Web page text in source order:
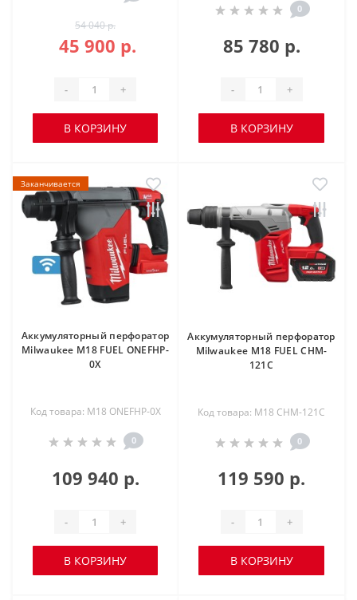
54 040 р.
45 900 р.
- +
В КОРЗИНУ
0
85 780 р.
- +
В КОРЗИНУ
Заканчивается
Аккумуляторный перфоратор
Milwaukee M18 FUEL ONEFHP-
0X
Код товара: M18 ONEFHP-0X
0
109 940 р.
- +
В КОРЗИНУ
Аккумуляторный перфоратор
Milwaukee M18 FUEL CHM-
121C
Код товара: M18 CHM-121C
0
119 590 р.
- +
В КОРЗИНУ